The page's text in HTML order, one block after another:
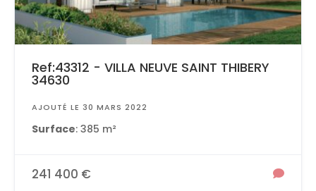
Ref:43312 - VILLA NEUVE SAINT THIBERY
34630
AJOUTÉ LE 30 MARS 2022
Surface: 385 m²
241 400 €